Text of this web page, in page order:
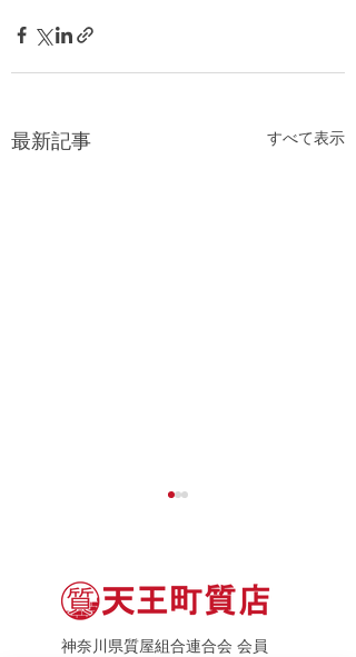
最新記事 すべて表示
神奈川県質屋組合連合会 会員